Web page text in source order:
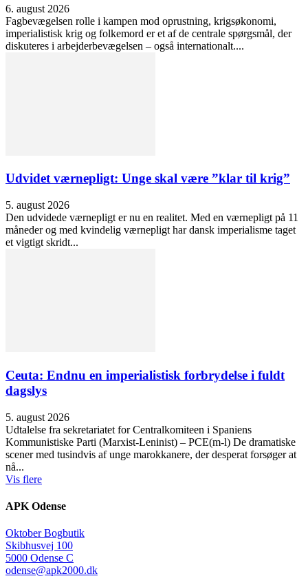
6. august 2026
Fagbevægelsen rolle i kampen mod oprustning, krigsøkonomi,
imperialistisk krig og folkemord er et af de centrale spørgsmål, der
diskuteres i arbejderbevægelsen – også internationalt....
Udvidet værnepligt: Unge skal være ”klar til krig”
5. august 2026
Den udvidede værnepligt er nu en realitet. Med en værnepligt på 11
måneder og med kvindelig værnepligt har dansk imperialisme taget
et vigtigt skridt...
Ceuta: Endnu en imperialistisk forbrydelse i fuldt
dagslys
5. august 2026
Udtalelse fra sekretariatet for Centralkomiteen i Spaniens
Kommunistiske Parti (Marxist-Leninist) – PCE(m-l) De dramatiske
scener med tusindvis af unge marokkanere, der desperat forsøger at
nå...
Vis flere
APK Odense
Oktober Bogbutik
Skibhusvej 100
5000 Odense C
odense@apk2000.dk